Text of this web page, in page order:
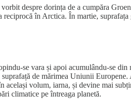
despre dorința de a cumpăra
în Arctica. În martie,
se vara și apoi acumulându-se
de mărimea Uniunii
volum, iarna, și devine mai
climatice pe întreaga planetă.